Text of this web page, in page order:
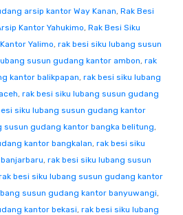
arsip kantor Way Kanan, Rak Besi
Kantor Yahukimo, Rak Besi Siku
Yalimo, rak besi siku lubang susun
susun gudang kantor ambon, rak
kantor balikpapan, rak besi siku lubang
, rak besi siku lubang susun gudang
siku lubang susun gudang kantor
susun gudang kantor bangka belitung,
kantor bangkalan, rak besi siku
, rak besi siku lubang susun
besi siku lubang susun gudang kantor
susun gudang kantor banyuwangi,
kantor bekasi, rak besi siku lubang